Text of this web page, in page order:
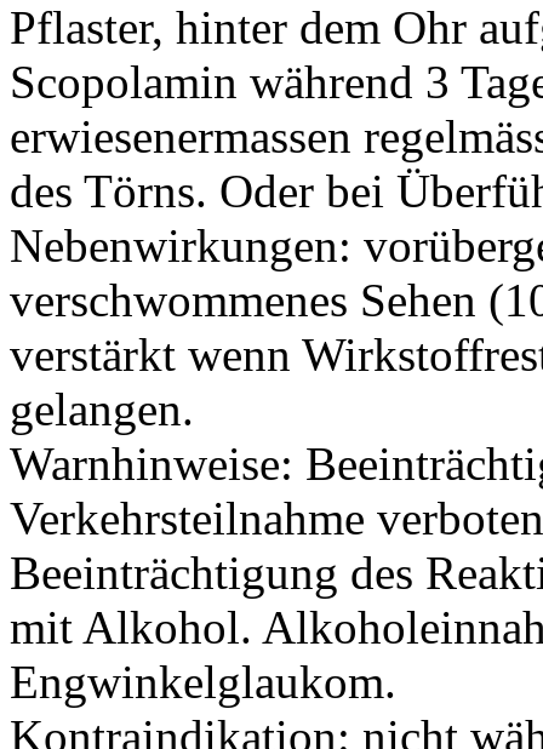
Pflaster, hinter dem Ohr
Scopolamin während 3
erwiesenermassen
des Törns. Oder bei
Nebenwirkungen:
verschwommenes Sehen
verstärkt wenn
gelangen.
Warnhinweise:
Verkehrsteilnahme
Beeinträchtigung des
mit Alkohol.
Engwinkelglaukom.
Kontraindikation: nicht